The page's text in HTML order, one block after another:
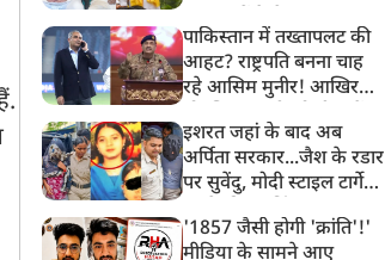
पाकिस्तान में तख्तापलट की
आहट? राष्ट्रपति बनना चाह
रहे आसिम मुनीर! आखिर
बनाया मोहरा?
इशरत जहां के बाद अब
अर्पिता सरकार...जैश के रडार
पर सुवेंदु, मोदी स्टाइल टार्गेट
बड़ा एक्शन!
'1857 जैसी होगी 'क्रांति'!'
मीडिया के सामने आए